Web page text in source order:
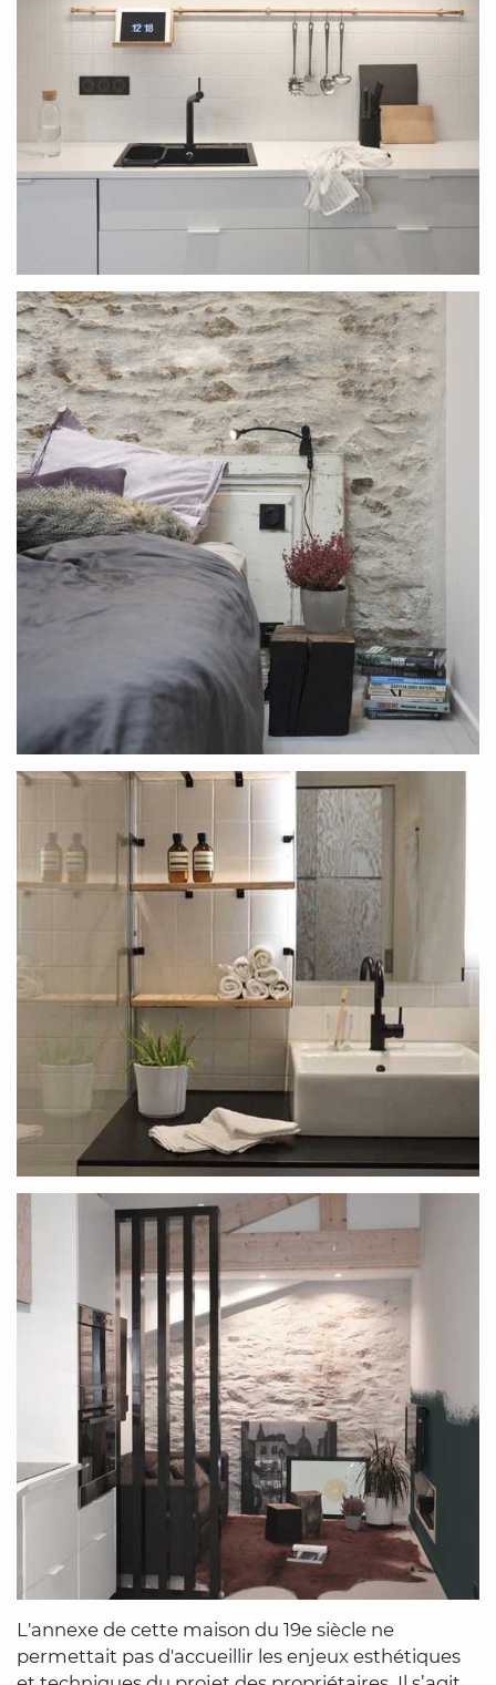
L'annexe de cette maison du 19e siècle ne
permettait pas d'accueillir les enjeux esthétiques